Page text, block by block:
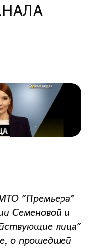
"Премьера"
Семеновой и
лица"
о прошедшей